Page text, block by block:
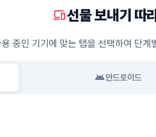
devices선물 보내기 따
중인 기기에 맞는 탭을 선택하여 단계
android안드로이드